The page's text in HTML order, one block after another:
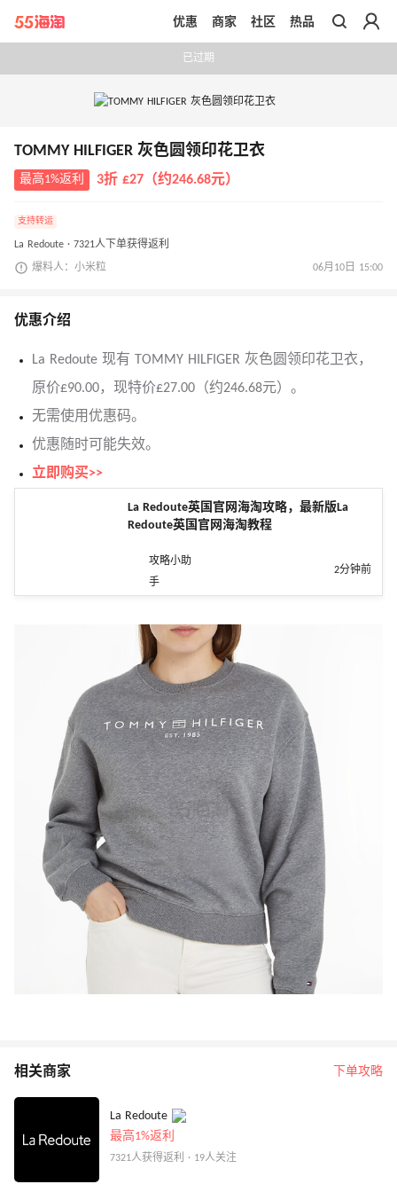
带你去官网买正品
优惠 商家 社区 热品
已过期
TOMMY HILFIGER 灰色圆领印花卫衣
最高1%返利 3折 £27（约246.68元）
支持转运
La Redoute · 7321人下单获得返利
爆料人：小米粒 06月10日 15:00
优惠介绍
La Redoute 现有 TOMMY HILFIGER 灰色圆领印花卫衣，
原价£90.00，现特价£27.00（约246.68元）。
无需使用优惠码。
优惠随时可能失效。
立即购买>>
La Redoute英国官网海淘攻略，最新版La
Redoute英国官网海淘教程
攻略小助
手
2分钟前
相关商家 下单攻略
La Redoute
最高1%返利
7321人获得返利 · 19人关注